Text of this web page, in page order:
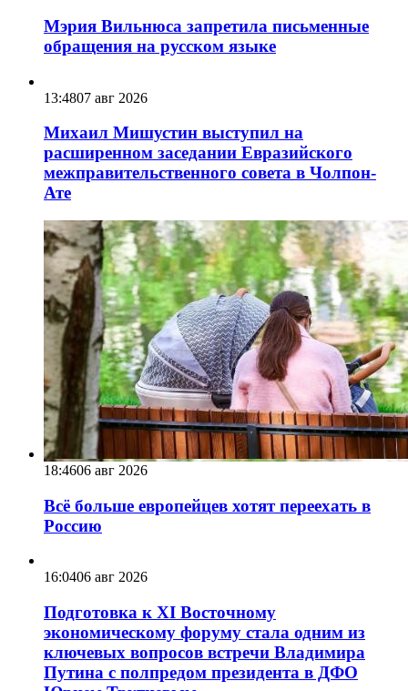
Мэрия Вильнюса запретила письменные
обращения на русском языке
13:4807 авг 2026
Михаил Мишустин выступил на
расширенном заседании Евразийского
межправительственного совета в Чолпон-
Ате
18:4606 авг 2026
Всё больше европейцев хотят переехать в
Россию
16:0406 авг 2026
Подготовка к XI Восточному
экономическому форуму стала одним из
ключевых вопросов встречи Владимира
Путина с полпредом президента в ДФО